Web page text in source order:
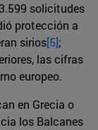
solicitudes
protección a
sirios[5];
las cifras
europeo.
en Grecia o
los Balcanes